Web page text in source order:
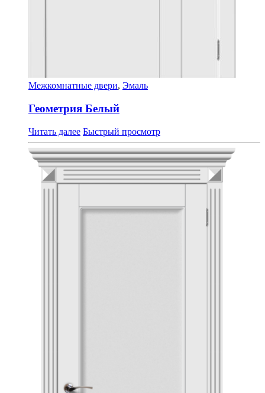
Межкомнатные двери, Эмаль
Геометрия Белый
Читать далее Быстрый просмотр